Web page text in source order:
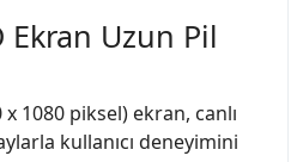
Uzun Pil
1080 piksel) ekran, canlı
kullanıcı deneyimini